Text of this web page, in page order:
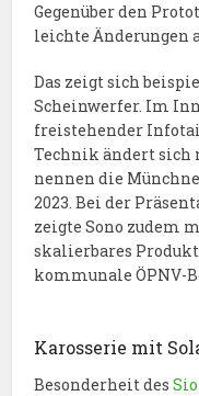
Gegenüber den
leichte Änderungen
Das zeigt sich
Scheinwerfer. Im
freistehender
Technik ändert sich
nennen die
2023. Bei der
zeigte Sono zudem
skalierbares
kommunale ÖPNV-
Karosserie mit
Besonderheit des